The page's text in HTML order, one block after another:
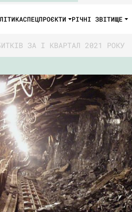
СПЕЦПРОЄКТИ РІЧНІ ЗВІТИЩЕ
ЗА І КВАРТАЛ 2021 РОКУ